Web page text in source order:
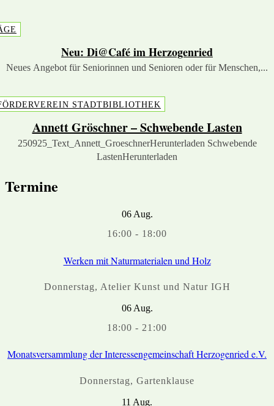
Neu: Di@Café im Herzogenried
Neues Angebot für Seniorinnen und Senioren oder für Menschen,...
STADTBIBLIOTHEK
Annett Gröschner – Schwebende Lasten
250925_Text_Annett_GroeschnerHerunterladen Schwebende
LastenHerunterladen
Termine
06Aug.
16:00 - 18:00
Werken mit Naturmaterialen und Holz
Donnerstag, Atelier Kunst und Natur IGH
06Aug.
18:00 - 21:00
Monatsversammlung der Interessengemeinschaft Herzogenried e.V.
Donnerstag, Gartenklause
11 Aug.